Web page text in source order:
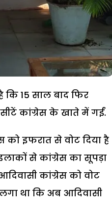
15 साल बाद फिर
सीटें कांग्रेस के खाते में गईं.
को इफरात से वोट दिया है
से कांग्रेस का सूपड़ा
कांग्रेस को वोट
था कि अब आदिवासी